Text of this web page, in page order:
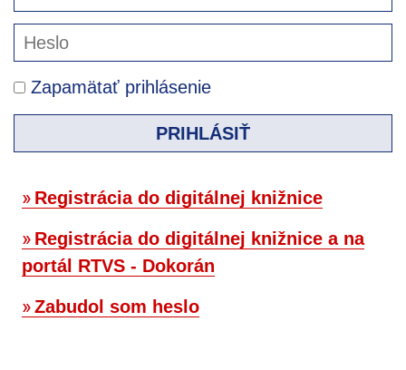
Zapamätať prihlásenie
PRIHLÁSIŤ
Registrácia do digitálnej knižnice
Registrácia do digitálnej knižnice a na
portál RTVS - Dokorán
Zabudol som heslo